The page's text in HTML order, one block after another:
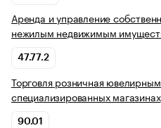
Аренда и управление
нежилым недвижимым
47.77.2
Торговля розничная
специализированных магазинах
90.01